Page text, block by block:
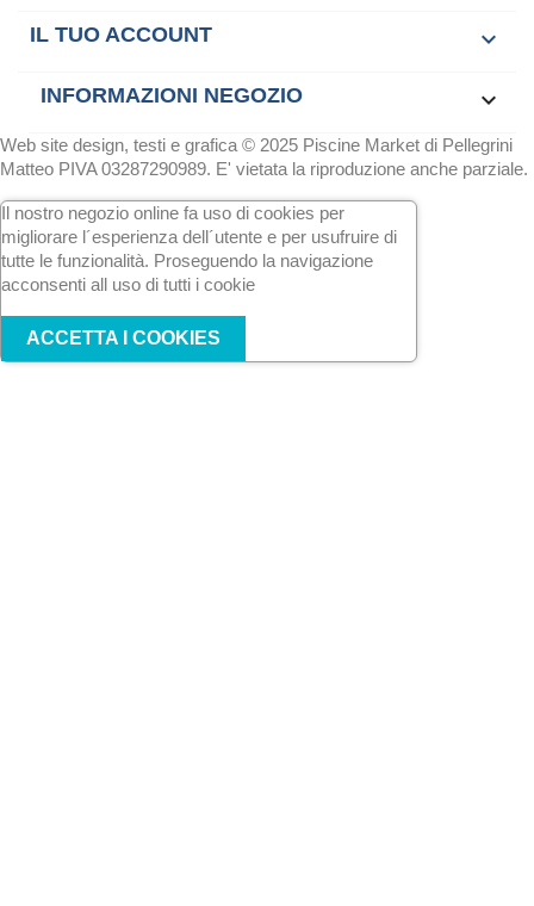
IL TUO ACCOUNT 
INFORMAZIONI NEGOZIO keyboard_arrow_down
Web site design, testi e grafica © 2025 Piscine Market di Pellegrini
Matteo PIVA 03287290989. E' vietata la riproduzione anche parziale.
Il nostro negozio online fa uso di cookies per
migliorare l´esperienza dell´utente e per usufruire di
tutte le funzionalità. Proseguendo la navigazione
acconsenti all uso di tutti i cookie
ACCETTA I COOKIES